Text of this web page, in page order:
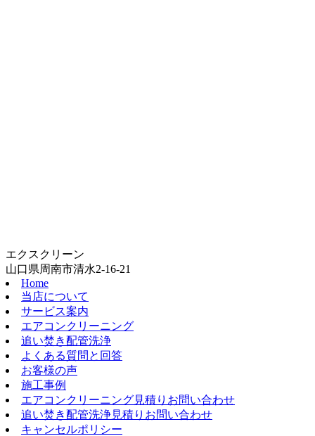
エクスクリーン
山口県周南市清水2-16-21
Home
当店について
サービス案内
エアコンクリーニング
追い焚き配管洗浄
よくある質問と回答
お客様の声
施工事例
エアコンクリーニング見積りお問い合わせ
追い焚き配管洗浄見積りお問い合わせ
キャンセルポリシー